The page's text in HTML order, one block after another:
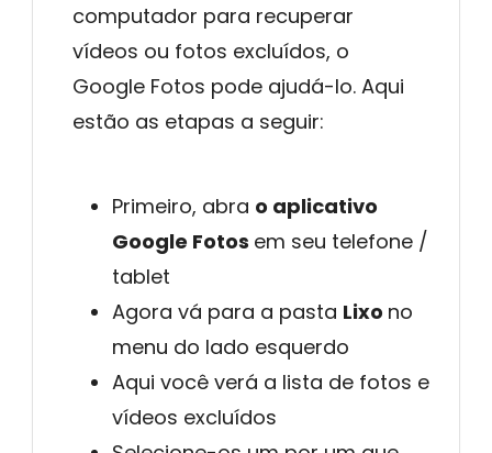
computador para recuperar
vídeos ou fotos excluídos, o
Google Fotos pode ajudá-lo. Aqui
estão as etapas a seguir:
Primeiro, abra o aplicativo
Google Fotos em seu telefone /
tablet
Agora vá para a pasta Lixo no
menu do lado esquerdo
Aqui você verá a lista de fotos e
vídeos excluídos